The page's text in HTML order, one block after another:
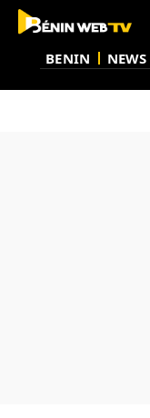
BENIN NEWS